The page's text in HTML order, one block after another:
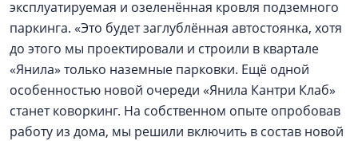
эксплуатируемая и озеленённая кровля подземного
паркинга. «Это будет заглублённая автостоянка, хотя
до этого мы проектировали и строили в квартале
«Янила» только наземные парковки. Ещё одной
особенностью новой очереди «Янила Кантри Клаб»
станет коворкинг. На собственном опыте опробовав
работу из дома, мы решили включить в состав новой